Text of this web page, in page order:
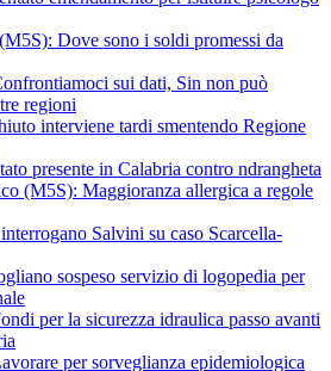
Dove sono i soldi promessi da
sui dati, Sin non può
regioni
interviene tardi smentendo Regione
presente in Calabria contro ndrangheta
(M5S): Maggioranza allergica a regole
Salvini su caso Scarcella-
sospeso servizio di logopedia per
per la sicurezza idraulica passo avanti
per sorveglianza epidemiologica